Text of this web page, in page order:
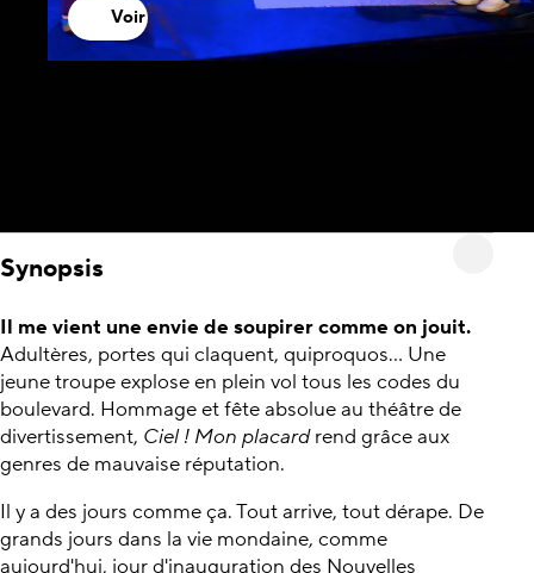
Voir
Synopsis
Il me vient une envie de soupirer comme on jouit.
Adultères, portes qui claquent, quiproquos... Une
jeune troupe explose en plein vol tous les codes du
boulevard. Hommage et fête absolue au théâtre de
divertissement, Ciel ! Mon placardrend grâce aux
genres de mauvaise réputation.
Il y a des jours comme ça. Tout arrive, tout dérape. De
grands jours dans la vie mondaine, comme
aujourd'hui, jour d'inauguration des Nouvelles